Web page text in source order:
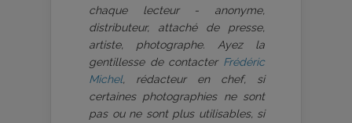
chaque lecteur - anonyme,
distributeur, attaché de presse,
artiste, photographe. Ayez la
gentillesse de contacter Frédéric
Michel, rédacteur en chef, si
certaines photographies ne sont
pas ou ne sont plus utilisables, si